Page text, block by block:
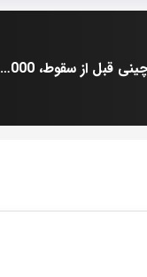
ماجرای عجیب Hulezhi؛ نهنگ چینی قبل از سقوط، 2000+ ETH بخشید